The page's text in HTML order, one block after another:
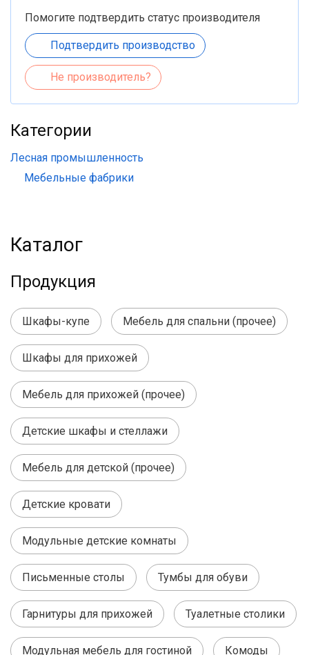
Помогите подтвердить статус производителя
Подтвердить производство
Не производитель?
Категории
Лесная промышленность
Мебельные фабрики
Каталог
Продукция
Шкафы-купе Мебель для спальни (прочее)
Шкафы для прихожей
Мебель для прихожей (прочее)
Детские шкафы и стеллажи
Мебель для детской (прочее)
Детские кровати
Модульные детские комнаты
Письменные столы Тумбы для обуви
Гарнитуры для прихожей Туалетные столики
Модульная мебель для гостиной Комоды